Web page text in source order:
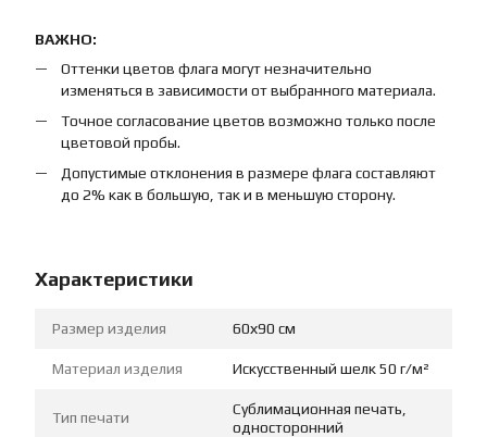
ВАЖНО:
Оттенки цветов флага могут незначительно
изменяться в зависимости от выбранного материала.
Точное согласование цветов возможно только после
цветовой пробы.
Допустимые отклонения в размере флага составляют
до 2% как в большую, так и в меньшую сторону.
Характеристики
Размер изделия 60х90 см
Материал изделия Искусственный шелк 50 г/м²
Тип печати
Сублимационная печать,
односторонний